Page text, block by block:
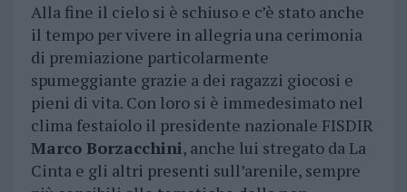
Alla fine il cielo si è schiuso e c’è stato anche
il tempo per vivere in allegria una cerimonia
di premiazione particolarmente
spumeggiante grazie a dei ragazzi giocosi e
pieni di vita. Con loro si è immedesimato nel
clima festaiolo il presidente nazionale FISDIR
Marco Borzacchini, anche lui stregato da La
Cinta e gli altri presenti sull’arenile, sempre